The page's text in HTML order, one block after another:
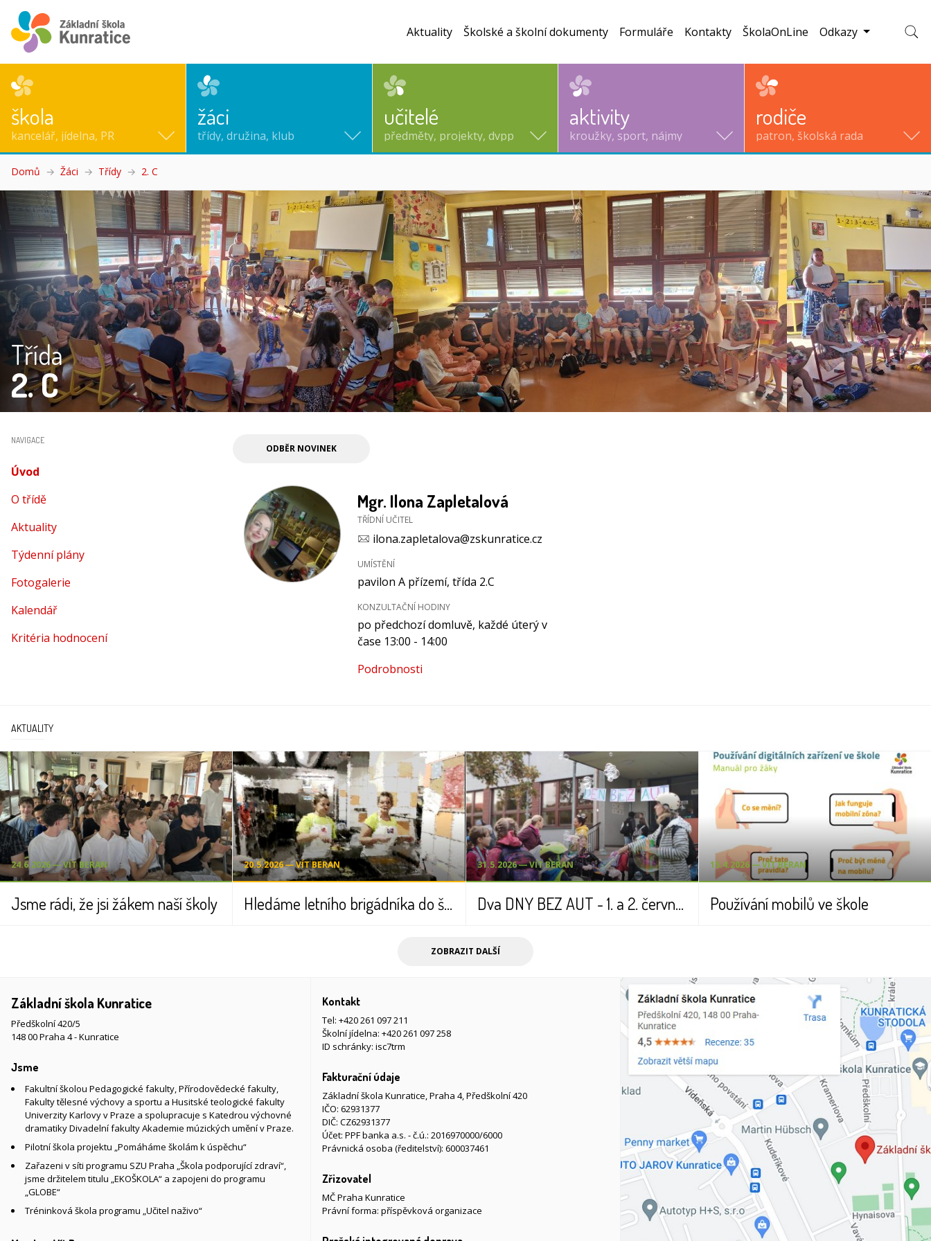
škola
kancelář, jídelna, PR
žáci
třídy, družina, klub
učitelé
předměty, projekty, dvpp
aktivity
kroužky, sport, nájmy
rodiče
patron, školská rada
Aktuality Školské a školní dokumenty Formuláře Kontakty ŠkolaOnLine Odkazy
Domů Žáci Třídy 2. C
Třída
2. C
NAVIGACE
Úvod
O třídě
Aktuality
Týdenní plány
Fotogalerie
Kalendář
Kritéria hodnocení
ODBĚR NOVINEK
Mgr. Ilona Zapletalová
TŘÍDNÍ UČITEL
ilona.zapletalova@zskunratice.cz
UMÍSTĚNÍ
pavilon A přízemí, třída 2.C
KONZULTAČNÍ HODINY
po předchozí domluvě, každé úterý v
čase 13:00 - 14:00
Podrobnosti
AKTUALITY
24.6.2026 ― VÍT BERAN
Jsme rádi, že jsi žákem naší školy
20.5.2026 ― VÍT BERAN
Hledáme letního brigádníka do školní jídelny (příměstské tábory)
31.5.2026 ― VÍT BERAN
Dva DNY BEZ AUT - 1. a 2. června 2026
15.4.2026 ― VÍT BERAN
Používání mobilů ve škole
ZOBRAZIT DALŠÍ
Základní škola Kunratice
Předškolní 420/5
148 00 Praha 4 - Kunratice
Jsme
Fakultní školou Pedagogické fakulty, Přírodovědecké fakulty,
Fakulty tělesné výchovy a sportu a Husitské teologické fakulty
Univerzity Karlovy v Praze a spolupracuje s Katedrou výchovné
dramatiky Divadelní fakulty Akademie múzických umění v Praze.
Pilotní škola projektu „Pomáháme školám k úspěchu“
Zařazeni v síti programu SZU Praha „Škola podporující zdraví“,
jsme držitelem titulu „EKOŠKOLA“ a zapojeni do programu
„GLOBE“
Tréninková škola programu „Učitel naživo“
Kontakt
Tel: +420 261 097 211
Školní jídelna: +420 261 097 258
ID schránky: isc7trm
Fakturační údaje
Základní škola Kunratice, Praha 4, Předškolní 420
IČO: 62931377
DIČ: CZ62931377
Účet: PPF banka a.s. - č.ú.: 2016970000/6000
Právnická osoba (ředitelství): 600037461
Zřizovatel
MČ Praha Kunratice
Právní forma: příspěvková organizace